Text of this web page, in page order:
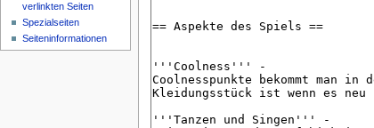
verlinkten Seiten
Spezialseiten
Seiteninformationen